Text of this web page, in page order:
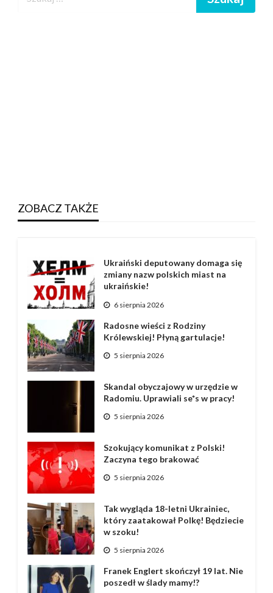
ZOBACZ TAKŻE
Ukraiński deputowany domaga się
zmiany nazw polskich miast na
ukraińskie!
6 sierpnia 2026
Radosne wieści z Rodziny
Królewskiej! Płyną gartulacje!
5 sierpnia 2026
Skandal obyczajowy w urzędzie w
Radomiu. Uprawiali se*s w pracy!
5 sierpnia 2026
Szokujący komunikat z Polski!
Zaczyna tego brakować
5 sierpnia 2026
Tak wygląda 18-letni Ukrainiec,
który zaatakował Polkę! Będziecie
w szoku!
5 sierpnia 2026
Franek Englert skończył 19 lat. Nie
poszedł w ślady mamy!?